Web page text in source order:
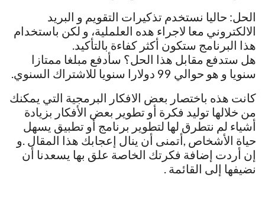
الحل: حاليا نستخدم تذكيرات التقويم و البريد
الالكتروني معا لاجراء هده العلملية، و لكن باستخدام
هذا البرنامج ستكون أكثر كفاءة بالتأكيد.
هل ستدفع مقابل هذا الحل؟ سأدفع مبلغا ممتازا
سنويا و هو حوالي 99 دولارا سنويا للاشتراك السنوي.
كانت هذه باختصار بعض الافكار البرمجية التي يمكنك
من خلالها توليد فكرة أو تطوير بعض الأفكار بزيادة
أشياء لم نتطرق لها لتطوير برنامج أو تطبيق يسهل
حياة الأشخاص ,أتمنى أن ينال إعجابك هذا المقال .و
إن أردت إضافة فكرتك الخاصة علق بها يسعدنا أن
نضيفها إلى القائمة .